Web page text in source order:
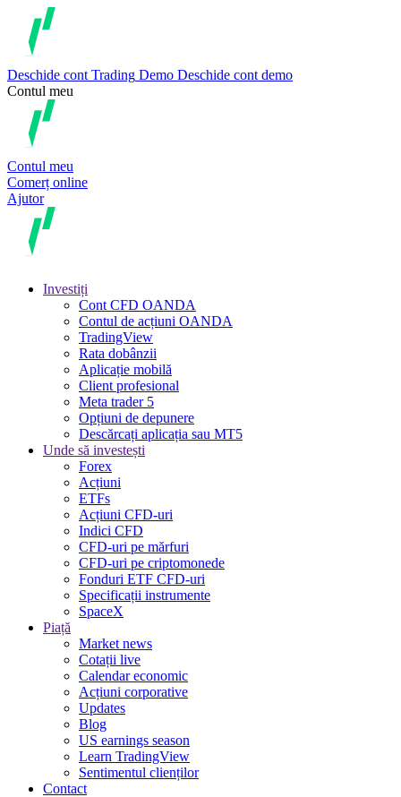
Deschide cont Trading Demo Deschide cont demo
Contul meu
Contul meu
Comerț online
Ajutor
Investiți
Cont CFD OANDA
Contul de acțiuni OANDA
TradingView
Rata dobânzii
Aplicație mobilă
Client profesional
Meta trader 5
Opțiuni de depunere
Descărcați aplicația sau MT5
Unde să investești
Forex
Acțiuni
ETFs
Acțiuni CFD-uri
Indici CFD
CFD-uri pe mărfuri
CFD-uri pe criptomonede
Fonduri ETF CFD-uri
Specificații instrumente
SpaceX
Piață
Market news
Cotații live
Calendar economic
Acțiuni corporative
Updates
Blog
US earnings season
Learn TradingView
Sentimentul clienților
Contact